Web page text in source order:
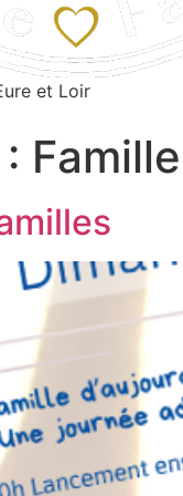
et Loir